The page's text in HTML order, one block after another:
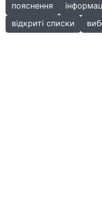
пояснення
відкриті списки